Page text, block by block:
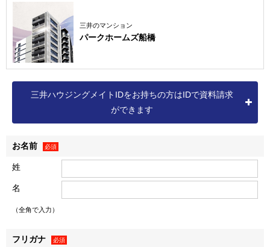
（詳細は三井不動産株式会社の
い）。
なお、弊社の個人情報保護方針および個人情報の取扱いに
つきましては、以下をご覧ください。
個人情報保護方針
個人情報の取扱いについて
個人情報の取得
１．弊社は、資料請求・物件エントリーいただいた方、物件
に来場いただいた方、ならびに売買契約を締結いただいた方
（以下「お客様」といいます）に関する以下記載の個人情報
（以下「お客様情報」といいます）を取得し、以下の各条の
＜例として、以下の情報を取得します＞
三井のマンション
パークホームズ船橋
三井ハウジングメイトIDをお持ちの方はIDで資料請求
ができます
お名前 必須
姓
名
（全角で入力）
フリガナ 必須